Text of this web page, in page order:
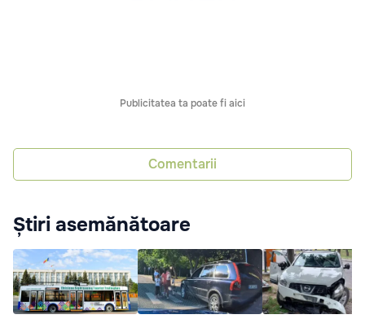
Publicitatea ta poate fi aici
Comentarii
Știri asemănătoare